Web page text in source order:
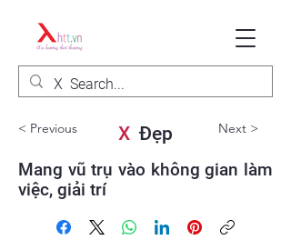
< Previous X Đẹp Next >
Mang vũ trụ vào không gian làm
việc, giải trí